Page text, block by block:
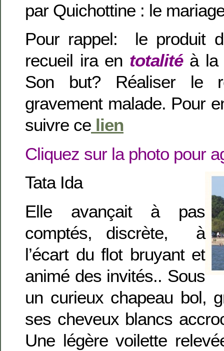
par Quichottine : le
Pour rappel: le produit
recueil ira en totalité à la
Son but? Réaliser le
gravement malade. Pour
suivre ce lien
Cliquez sur la photo pour
Tata Ida
Elle avançait à pas
comptés, discrète, à
l’écart du flot bruyant et
animé des invités.. Sous
un curieux chapeau bol,
ses cheveux blancs
Une légère voilette